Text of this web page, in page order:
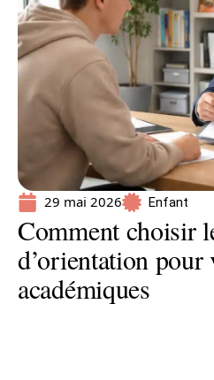
29 mai 2026 Enfant
Comment choisir
d’orientation pour
académiques